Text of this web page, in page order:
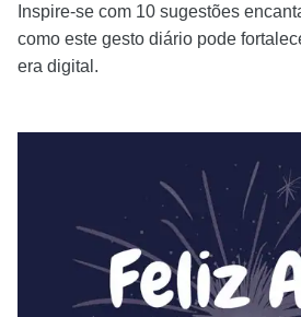
Inspire-se com 10 sugestões
como este gesto diário pode
era digital.